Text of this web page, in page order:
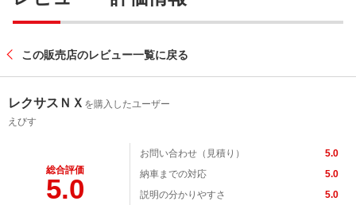
この販売店のレビュー一覧に戻る
レクサスＮＸ を購入したユーザー
えびす
総合評価
5.0
お問い合わせ（見積り）
5.0
納車までの対応
5.0
説明の分かりやすさ
5.0